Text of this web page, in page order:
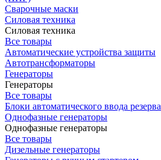
Сварочные маски
Силовая техника
Силовая техника
Все товары
Автоматические устройства защиты
Автотрансформаторы
Генераторы
Генераторы
Все товары
Блоки автоматического ввода резерва
Однофазные генераторы
Однофазные генераторы
Все товары
Дизельные генераторы